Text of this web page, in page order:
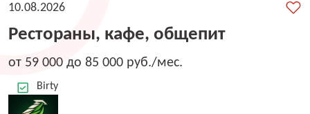
Рестораны, кафе, общепит
10.08.2026
от 59 000 до 85 000 руб./мес.
Birty